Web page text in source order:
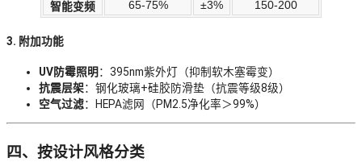
智能变频 65-75% ±3% 150-200
3. 附加功能
UV防霉照明 ：395nm紫外灯（抑制软木塞霉变）
抗震层架：钢化玻璃+硅胶防滑垫（抗震等级8级）
空气过滤：HEPA滤网（PM2.5净化率＞99%）
四、按设计风格分类